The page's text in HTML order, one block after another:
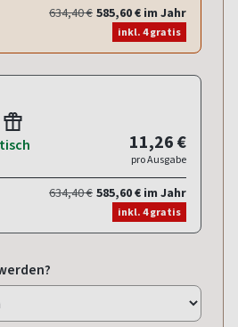
634,40 € 585,60 € im Jahr
inkl. 4 gratis
11,26 €
pro Ausgabe
634,40 € 585,60 € im Jahr
inkl. 4 gratis